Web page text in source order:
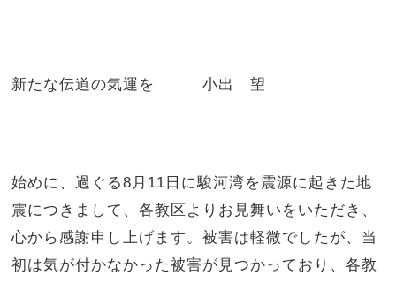
新たな伝道の気運を 小出 望
始めに、過ぐる8 月 11 日に駿河湾を震源に起きた地
震につきまして、各教区よりお見舞いをいただき、
心から感謝申し上げます。被害は軽微でしたが、当
初は気が付かなかった被害が見つかっており、各教